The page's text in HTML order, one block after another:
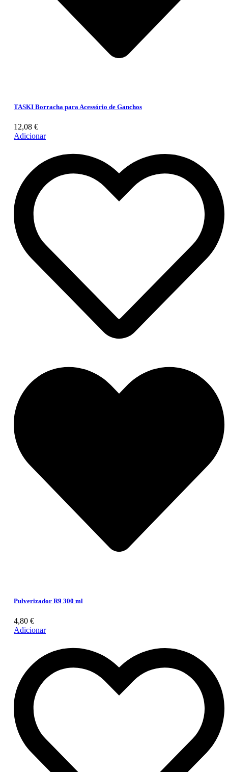
TASKI Borracha para Acessório de Ganchos
12,08 €
Adicionar
Pulverizador R9 300 ml
4,80 €
Adicionar